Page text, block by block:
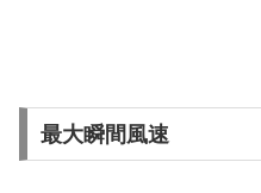
最大瞬間風速